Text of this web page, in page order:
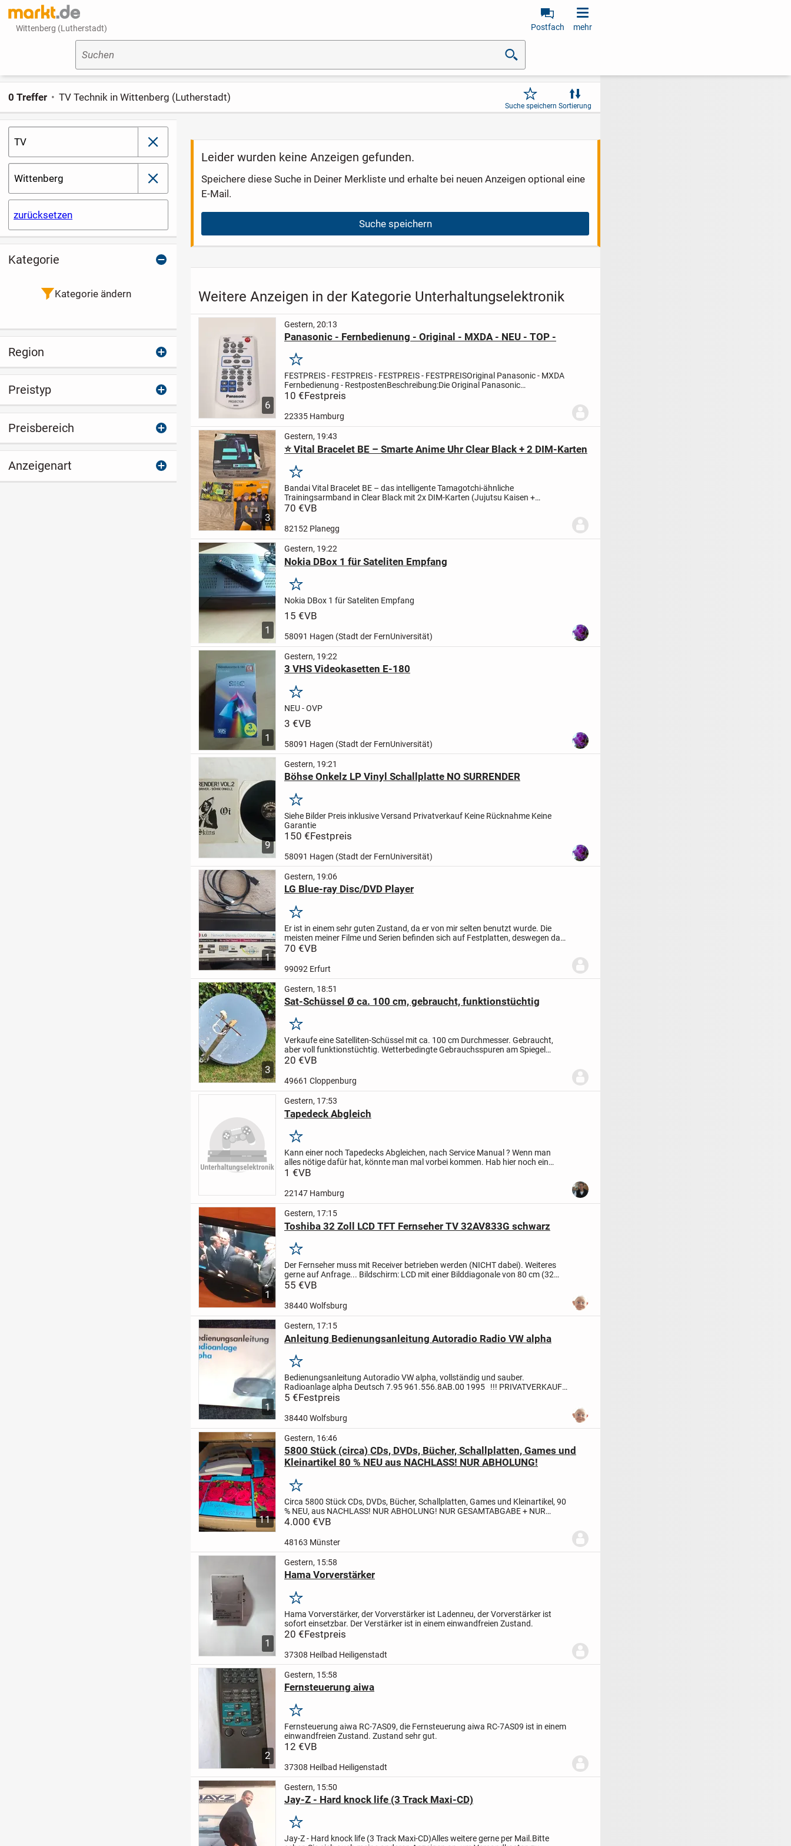
Wittenberg (Lutherstadt) Postfach mehr
Suchen
TV schließen
Wittenberg schließen
zurücksetzen
0 Treffer TV Technik in Wittenberg (Lutherstadt)
Suche speichern Sortierung
Leider wurden keine Anzeigen gefunden.
Speichere diese Suche in Deiner Merkliste und erhalte bei neuen Anzeigen optional eine
E-Mail.
Suche speichern
Weitere Anzeigen in der Kategorie Unterhaltungselektronik
6
Gestern, 20:13
Panasonic - Fernbedienung - Original - MXDA - NEU - TOP -
Merken
FESTPREIS - FESTPREIS - FESTPREIS - FESTPREISOriginal Panasonic - MXDA
Fernbedienung - RestpostenBeschreibung:Die Original Panasonic
Fernbedienung passt für den Panasonic MXDA Projector.
10 €Festpreis
22335 Hamburg
3
Gestern, 19:43
⭐ Vital Bracelet BE – Smarte Anime Uhr Clear Black + 2 DIM-Karten
Merken
Bandai Vital Bracelet BE – das intelligente Tamagotchi-ähnliche
Trainingsarmband in Clear Black mit 2x DIM-Karten (Jujutsu Kaisen +
Digimon). Bespielt aber vollständig & funktionsfähig!
70 €VB
82152 Planegg
1
Gestern, 19:22
Nokia DBox 1 für Sateliten Empfang
Merken
Nokia DBox 1 für Sateliten Empfang
15 €VB
58091 Hagen (Stadt der FernUniversität)
1
Gestern, 19:22
3 VHS Videokasetten E-180
Merken
NEU - OVP
3 €VB
58091 Hagen (Stadt der FernUniversität)
9
Gestern, 19:21
Böhse Onkelz LP Vinyl Schallplatte NO SURRENDER
Merken
Siehe Bilder Preis inklusive Versand Privatverkauf Keine Rücknahme Keine
Garantie
150 €Festpreis
58091 Hagen (Stadt der FernUniversität)
1
Gestern, 19:06
LG Blue-ray Disc/DVD Player
Merken
Er ist in einem sehr guten Zustand, da er von mir selten benutzt wurde. Die
meisten meiner Filme und Serien befinden sich auf Festplatten, deswegen das
Gerät mehr ein Staubfänger. Einzig was den...
70 €VB
99092 Erfurt
3
Gestern, 18:51
Sat-Schüssel Ø ca. 100 cm, gebraucht, funktionstüchtig
Merken
Verkaufe eine Satelliten-Schüssel mit ca. 100 cm Durchmesser. Gebraucht,
aber voll funktionstüchtig. Wetterbedingte Gebrauchsspuren am Spiegel
(siehe Fotos), technisch einwandfrei.
20 €VB
49661 Cloppenburg
Gestern, 17:53
Tapedeck Abgleich
Merken
Kann einer noch Tapedecks Abgleichen, nach Service Manual ? Wenn man
alles nötige dafür hat, könnte man mal vorbei kommen. Hab hier noch ein
Tapedeck von Aiwa stehen.
1 €VB
22147 Hamburg
1
Gestern, 17:15
Toshiba 32 Zoll LCD TFT Fernseher TV 32AV833G schwarz
Merken
Der Fernseher muss mit Receiver betrieben werden (NICHT dabei). Weiteres
gerne auf Anfrage... Bildschirm: LCD mit einer Bilddiagonale von 80 cm (32
Zoll)Auflösung: HD-Ready mit 1366 x 768 Pixeln
55 €VB
38440 Wolfsburg
1
Gestern, 17:15
Anleitung Bedienungsanleitung Autoradio Radio VW alpha
Merken
Bedienungsanleitung Autoradio VW alpha, vollständig und sauber.
Radioanlage alpha Deutsch 7.95961.556.8AB.00 1995
!!! PRIVATVERKAUF
!!! !!! Umtausch, Rücknahme, Widerruf, Gewährleistung...
5 €Festpreis
38440 Wolfsburg
11
Gestern, 16:46
5800 Stück (circa) CDs, DVDs, Bücher, Schallplatten, Games und
Kleinartikel 80 % NEU aus NACHLASS! NUR ABHOLUNG!
Merken
Circa 5800 Stück CDs, DVDs, Bücher, Schallplatten, Games und Kleinartikel, 90
% NEU, aus NACHLASS! NUR ABHOLUNG! NUR GESAMTABGABE + NUR
ABHOLUNG in 48163 Münster:
4.000 €VB
48163 Münster
1
Gestern, 15:58
Hama Vorverstärker
Merken
Hama Vorverstärker, der Vorverstärker ist Ladenneu, der Vorverstärker ist
sofort einsetzbar. Der Verstärker ist in einem einwandfreien Zustand.
20 €Festpreis
37308 Heilbad Heiligenstadt
2
Gestern, 15:58
Fernsteuerung aiwa
Merken
Fernsteuerung aiwa RC-7AS09, die Fernsteuerung aiwa RC-7AS09 ist in einem
einwandfreien Zustand. Zustand sehr gut.
12 €VB
37308 Heilbad Heiligenstadt
Gestern, 15:50
Jay-Z - Hard knock life (3 Track Maxi-CD)
Merken
Jay-Z - Hard knock life (3 Track Maxi-CD)Alles weitere gerne per Mail.Bitte
Kategorie
Kategorie ändern
Region
Preistyp
Preisbereich
Anzeigenart